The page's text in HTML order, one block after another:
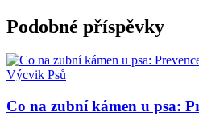
Podobné příspěvky
Výcvik Psů
Co na zubní kámen u psa: